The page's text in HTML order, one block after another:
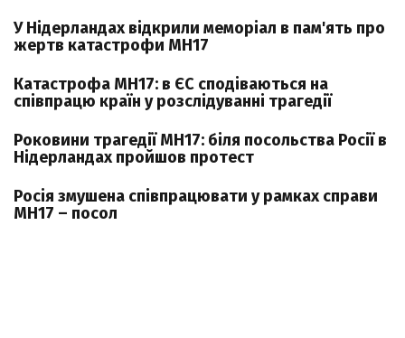
У Нідерландах відкрили меморіал в пам'ять про
жертв катастрофи MH17
Катастрофа MH17: в ЄС сподіваються на
співпрацю країн у розслідуванні трагедії
Роковини трагедії MH17: біля посольства Росії в
Нідерландах пройшов протест
Росія змушена співпрацювати у рамках справи
MH17 – посол